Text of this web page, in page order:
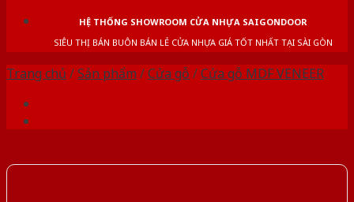
HỆ THỐNG SHOWROOM CỬA NHỰA SAIGONDOOR
SIÊU THỊ BÁN BUÔN BÁN LẺ CỬA NHỰA GIÁ TỐT NHẤT TẠI SÀI GÒN
Trang chủ /Sản phẩm /Cửa gỗ /Cửa gỗ MDF VENEER